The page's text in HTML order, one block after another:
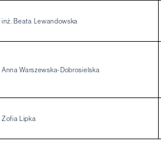
inż. Beata Lewandowska
Anna Warszewska-Dobrosielska
Zofia Lipka